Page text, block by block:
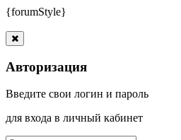
{forumStyle}
Авторизация
Введите свои логин и пароль
для входа в личный кабинет